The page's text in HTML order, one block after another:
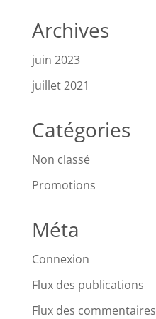
Archives
juin 2023
juillet 2021
Catégories
Non classé
Promotions
Méta
Connexion
Flux des publications
Flux des commentaires